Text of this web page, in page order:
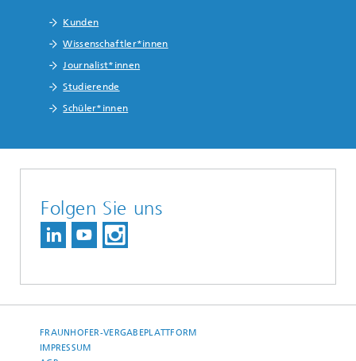
Kunden
Wissenschaftler*innen
Journalist*innen
Studierende
Schüler*innen
Folgen Sie uns
FRAUNHOFER-VERGABEPLATTFORM
IMPRESSUM